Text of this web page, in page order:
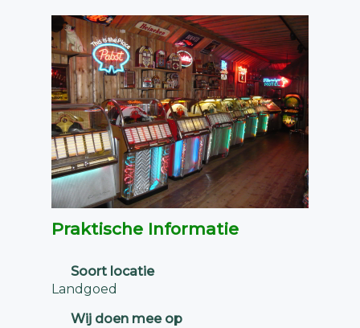
Praktische Informatie
Soort locatie
Landgoed
Wij doen mee op